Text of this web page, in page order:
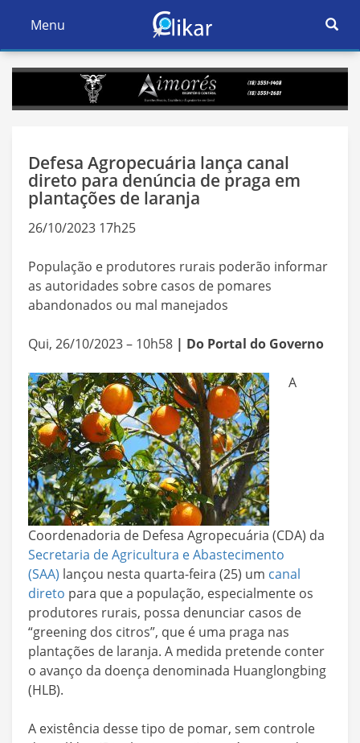
Ativar
Navegação
Menu
Ativar
Defesa Agropecuária lança canal
direto para denúncia de praga em
plantações de laranja
26/10/2023 17h25
População e produtores rurais poderão informar
as autoridades sobre casos de pomares
abandonados ou mal manejados
Qui, 26/10/2023 – 10h58 | Do Portal do Governo
A
Coordenadoria de Defesa Agropecuária (CDA) da
Secretaria de Agricultura e Abastecimento
(SAA) lançou nesta quarta-feira (25) um canal
direto para que a população, especialmente os
produtores rurais, possa denunciar casos de
“greening dos citros”, que é uma praga nas
plantações de laranja. A medida pretende conter
o avanço da doença denominada Huanglongbing
(HLB).
A existência desse tipo de pomar, sem controle